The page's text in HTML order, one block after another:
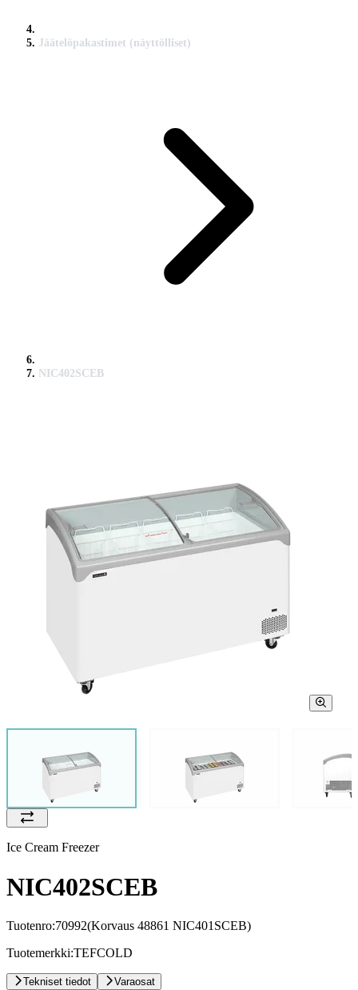
Jäätelöpakastimet (näyttölliset)
NIC402SCEB
Ice Cream Freezer
NIC402SCEB
Tuotenro:70992(Korvaus 48861 NIC401SCEB)
Tuotemerkki:TEFCOLD
Tekniset tiedot Varaosat